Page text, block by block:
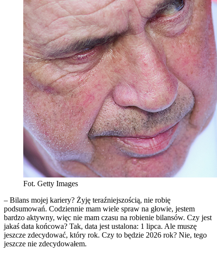
Fot. Getty Images
– Bilans mojej kariery? Żyję teraźniejszością, nie robię
podsumowań. Codziennie mam wiele spraw na głowie, jestem
bardzo aktywny, więc nie mam czasu na robienie bilansów. Czy jest
jakaś data końcowa? Tak, data jest ustalona: 1 lipca. Ale muszę
jeszcze zdecydować, który rok. Czy to będzie 2026 rok? Nie, tego
jeszcze nie zdecydowałem.